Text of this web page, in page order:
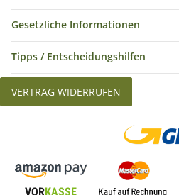
Gesetzliche Informationen
Tipps / Entscheidungshilfen
VERTRAG WIDERRUFEN